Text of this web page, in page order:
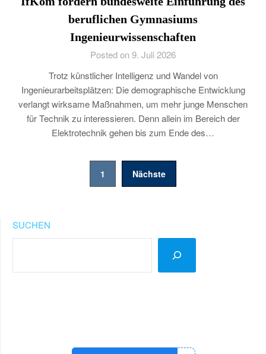
beruflichen Gymnasiums
Ingenieurwissenschaften
Posted on 9. Juli 2026
Trotz künstlicher Intelligenz und Wandel von
Ingenieurarbeitsplätzen: Die demographische Entwicklung
verlangt wirksame Maßnahmen, um mehr junge Menschen
für Technik zu interessieren. Denn allein im Bereich der
Elektrotechnik gehen bis zum Ende des…
Seitennummerierung
1 Nächste
SUCHEN